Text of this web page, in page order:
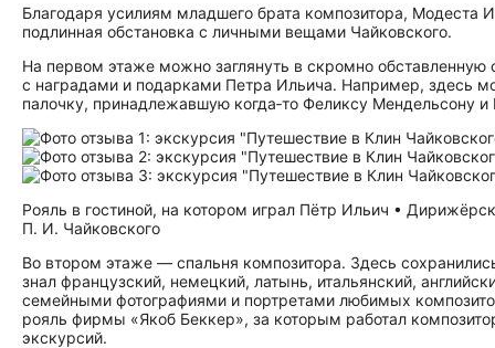
Благодаря усилиям младшего брата композитора, Модеста
подлинная обстановка с личными вещами Чайковского.
На первом этаже можно заглянуть в скромно обставленную
с наградами и подарками Петра Ильича. Например, здесь
палочку, принадлежавшую когда‑то Феликсу Мендельсону
Рояль в гостиной, на котором играл Пётр Ильич •
П. И. Чайковского
Во втором этаже — спальня композитора. Здесь
знал французский, немецкий, латынь, итальянский,
семейными фотографиями и портретами любимых
рояль фирмы «Якоб Беккер», за которым работал
экскурсий.